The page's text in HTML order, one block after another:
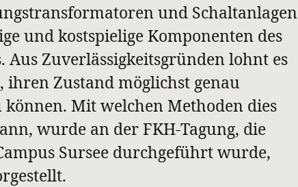
und Schaltanlagen
und kostspielige Komponenten des
Aus Zuverlässigkeitsgründen lohnt es
ihren Zustand möglichst genau
Mit welchen Methoden dies
wurde an der FKH-Tagung, die
Sursee durchgeführt wurde,